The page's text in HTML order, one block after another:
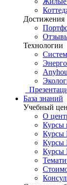
Достижения
Технологии
База знаний
Учебный
О
Курсы
Курсы
Курсы
Курсы